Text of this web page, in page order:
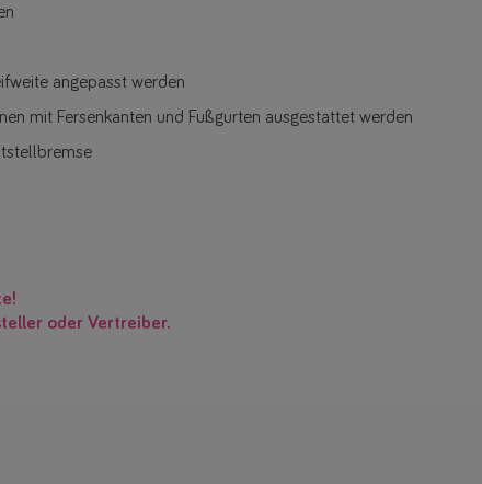
angepasst werden
mit Fersenkanten und Fußgurten ausgestattet werden
oder Vertreiber.